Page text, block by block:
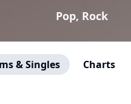
Pop, Rock
& Singles Charts